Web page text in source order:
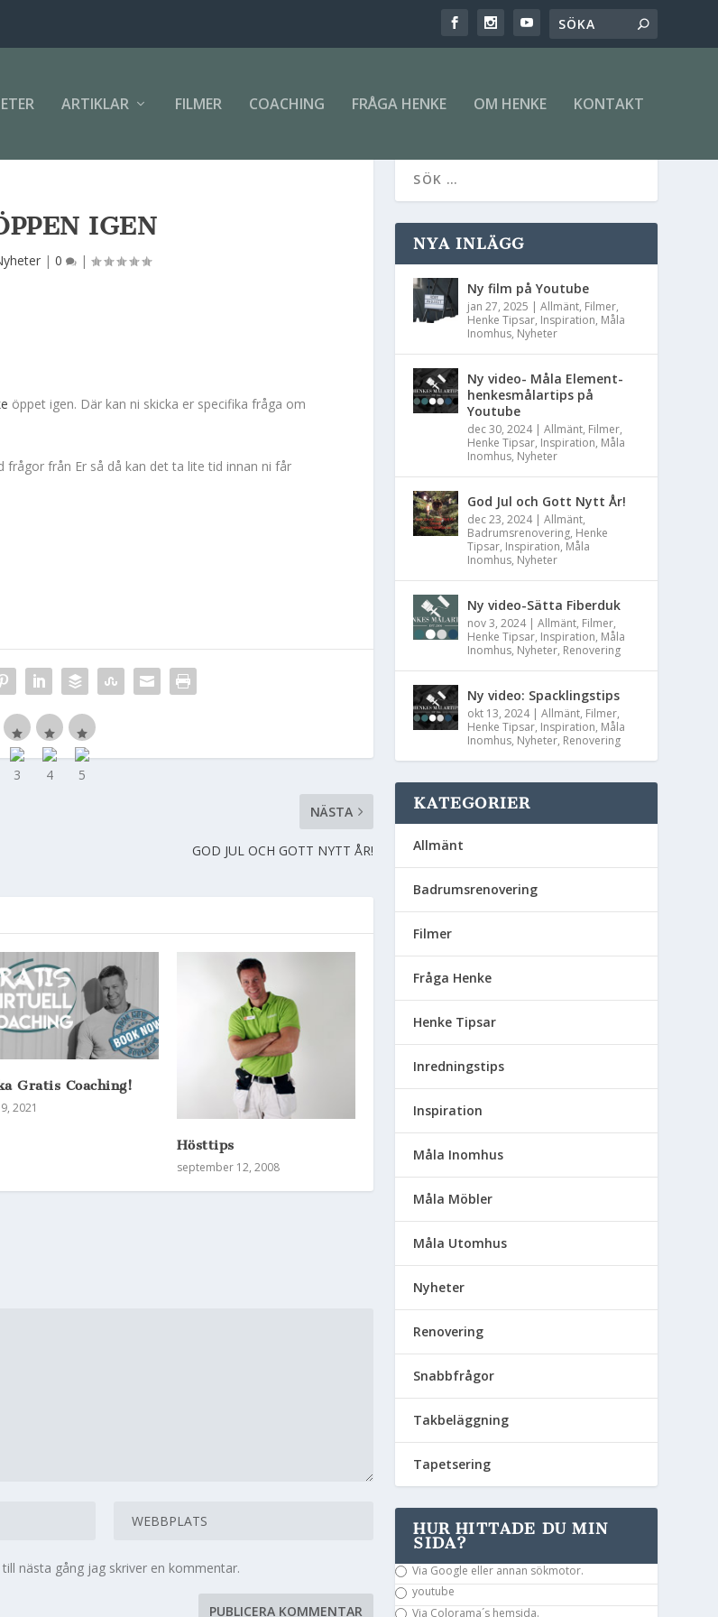
ARTIKLAR FILMER COACHING FRÅGA HENKE OM HENKE KONTAKT
IGEN
|0 |
öppet igen. Där kan ni skicka er specifika fråga om
från Er så då kan det ta lite tid innan ni får
NÄSTA
GOD JUL OCH GOTT NYTT ÅR!
Gratis Coaching!
2021
Hösttips
september 12, 2008
nästa gång jag skriver en kommentar.
NYA INLÄGG
Ny film på Youtube
jan 27, 2025 |Allmänt, Filmer,
Henke Tipsar, Inspiration, Måla
Inomhus, Nyheter
Ny video- Måla Element-
henkesmålartips på
Youtube
dec 30, 2024|Allmänt, Filmer,
Henke Tipsar, Inspiration, Måla
Inomhus, Nyheter
God Jul och Gott Nytt År!
dec 23, 2024|Allmänt,
Badrumsrenovering, Henke
Tipsar, Inspiration, Måla
Inomhus, Nyheter
Ny video-Sätta Fiberduk
nov 3, 2024|Allmänt, Filmer,
Henke Tipsar, Inspiration, Måla
Inomhus, Nyheter, Renovering
Ny video: Spacklingstips
okt 13, 2024|Allmänt, Filmer,
Henke Tipsar, Inspiration, Måla
Inomhus, Nyheter, Renovering
KATEGORIER
Allmänt
Badrumsrenovering
Filmer
Fråga Henke
Henke Tipsar
Inredningstips
Inspiration
Måla Inomhus
Måla Möbler
Måla Utomhus
Nyheter
Renovering
Snabbfrågor
Takbeläggning
Tapetsering
HUR HITTADE DU MIN
SIDA?
Via Google eller annan sökmotor.
youtube
Via Colorama´s hemsida.